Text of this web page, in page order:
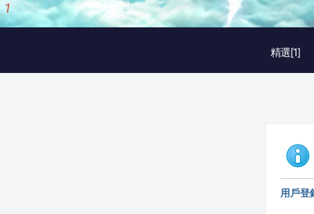
精選[1]
1 / 3
用戶登